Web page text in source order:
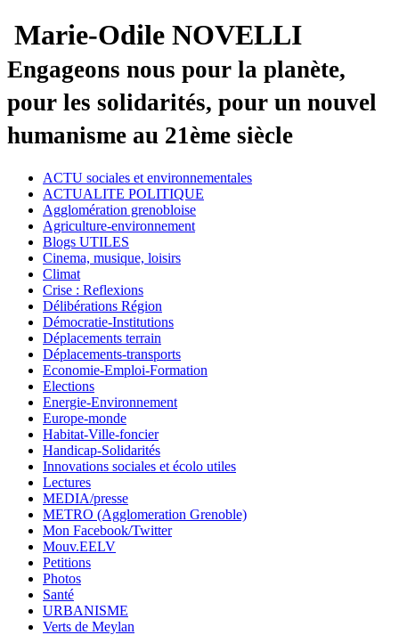
Marie-Odile NOVELLI
Engageons nous pour la planète,
pour les solidarités, pour un nouvel
humanisme au 21ème siècle
ACTU sociales et environnementales
ACTUALITE POLITIQUE
Agglomération grenobloise
Agriculture-environnement
Blogs UTILES
Cinema, musique, loisirs
Climat
Crise : Reflexions
Délibérations Région
Démocratie-Institutions
Déplacements terrain
Déplacements-transports
Economie-Emploi-Formation
Elections
Energie-Environnement
Europe-monde
Habitat-Ville-foncier
Handicap-Solidarités
Innovations sociales et écolo utiles
Lectures
MEDIA/presse
METRO (Agglomeration Grenoble)
Mon Facebook/Twitter
Mouv.EELV
Petitions
Photos
Santé
URBANISME
Verts de Meylan